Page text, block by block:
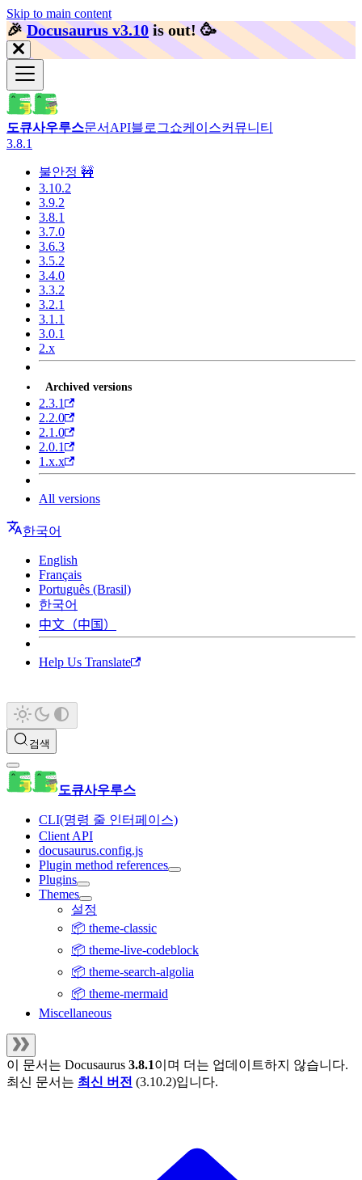
Skip to main content
🎉️Docusaurus v3.10 is out! 🥳️
도큐사우루스문서 API블로그쇼케이스커뮤니티
3.8.1
불안정 🚧
3.10.2
3.9.2
3.8.1
3.7.0
3.6.3
3.5.2
3.4.0
3.3.2
3.2.1
3.1.1
3.0.1
2.x
Archived versions
2.3.1
2.2.0
2.1.0
2.0.1
1.x.x
All versions
한국어
English
Français
Português (Brasil)
한국어
中文（中国）
Help Us Translate
검색
도큐사우루스
CLI(명령 줄 인터페이스)
Client API
docusaurus.config.js
Plugin method references
Plugins
Themes
설정
📦 theme-classic
📦 theme-live-codeblock
📦 theme-search-algolia
📦 theme-mermaid
Miscellaneous
이 문서는 Docusaurus 3.8.1이며 더는 업데이트하지 않습니다.
최신 문서는 최신 버전 (3.10.2)입니다.